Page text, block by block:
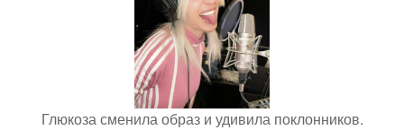
Глюкоза сменила образ и удивила поклонников.